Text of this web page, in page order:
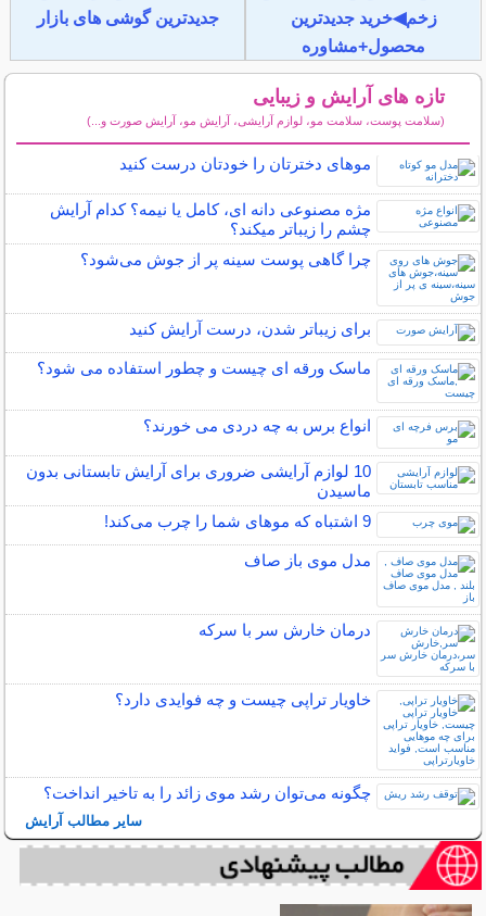
زخم◀خرید جدیدترین
محصول+مشاوره
جدیدترین گوشی های بازار
تازه های آرایش و زیبایی
(سلامت پوست، سلامت مو، لوازم آرایشی، آرایش مو، آرایش صورت و...)
موهای دخترتان را خودتان درست کنید
مژه مصنوعی دانه ای، کامل یا نیمه؟ کدام آرایش
چشم را زیباتر میکند؟
چرا گاهی پوست سینه پر از جوش می‌شود؟
برای زیباتر شدن، درست آرایش کنید
ماسک ورقه ای چیست و چطور استفاده می شود؟
انواع برس به چه دردی می خورند؟
10 لوازم آرایشی ضروری برای آرایش تابستانی بدون
ماسیدن
9 اشتباه که موهای شما را چرب می‌کند!
مدل موی باز صاف
درمان خارش سر با سرکه
خاویار تراپی چیست و چه فوایدی دارد؟
چگونه می‌توان رشد موی زائد را به تاخیر انداخت؟
سایر مطالب آرایش